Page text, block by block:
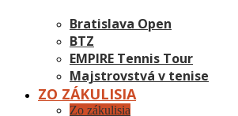
Bratislava Open
BTZ
EMPIRE Tennis Tour
Majstrovstvá v tenise
ZO ZÁKULISIA
Zo zákulisia